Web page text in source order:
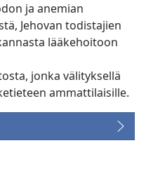
ja anemian
Jehovan todistajien
lääkehoitoon
jonka välityksellä
ammattilaisille.